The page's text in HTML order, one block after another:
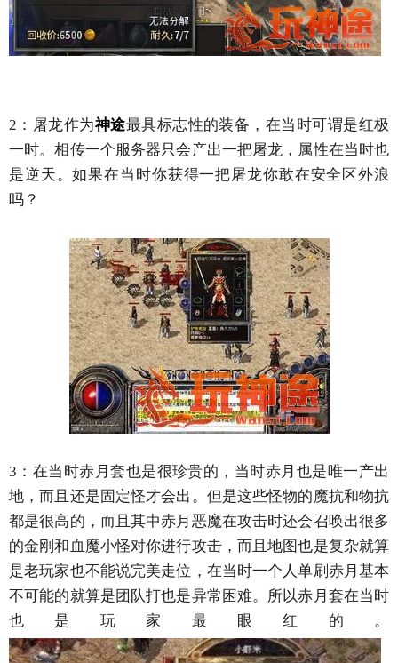
2：屠龙作为神途最具标志性的装备，在当时可谓是红极
一时。相传一个服务器只会产出一把屠龙，属性在当时也
是逆天。如果在当时你获得一把屠龙你敢在安全区外浪
吗？
3：在当时赤月套也是很珍贵的，当时赤月也是唯一产出
地，而且还是固定怪才会出。但是这些怪物的魔抗和物抗
都是很高的，而且其中赤月恶魔在攻击时还会召唤出很多
的金刚和血魔小怪对你进行攻击，而且地图也是复杂就算
是老玩家也不能说完美走位，在当时一个人单刷赤月基本
不可能的就算是团队打也是异常困难。所以赤月套在当时
也是玩家最眼红的。